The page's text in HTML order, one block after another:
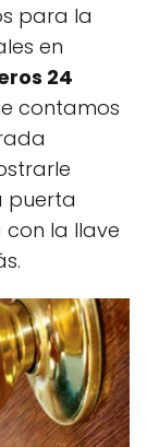
para la
en
24
contamos
puerta
la llave